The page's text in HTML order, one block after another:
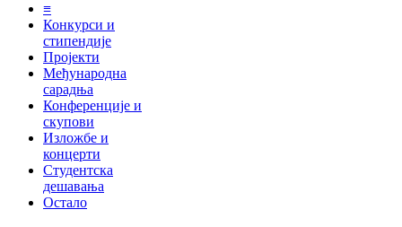
≡
Конкурси и
стипендије
Пројекти
Међународна
сарадња
Конференције и
скупови
Изложбе и
концерти
Студентска
дешавања
Остало